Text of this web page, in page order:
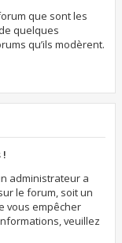
que sont les
quelques
qu’ils modèrent.
!
administrateur a
le forum, soit un
vous empêcher
veuillez